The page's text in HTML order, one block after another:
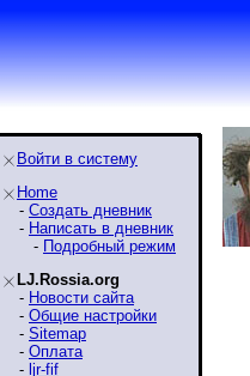
Войти в систему
Home
- Создать дневник
- Написать в дневник
- Подробный режим
LJ.Rossia.org
- Новости сайта
- Общие настройки
- Sitemap
- Оплата
- ljr-fif